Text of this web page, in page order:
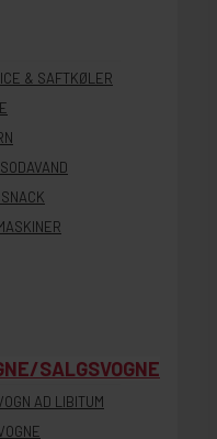
& SAFTKØLER
SALGSVOGNE
AD LIBITUM